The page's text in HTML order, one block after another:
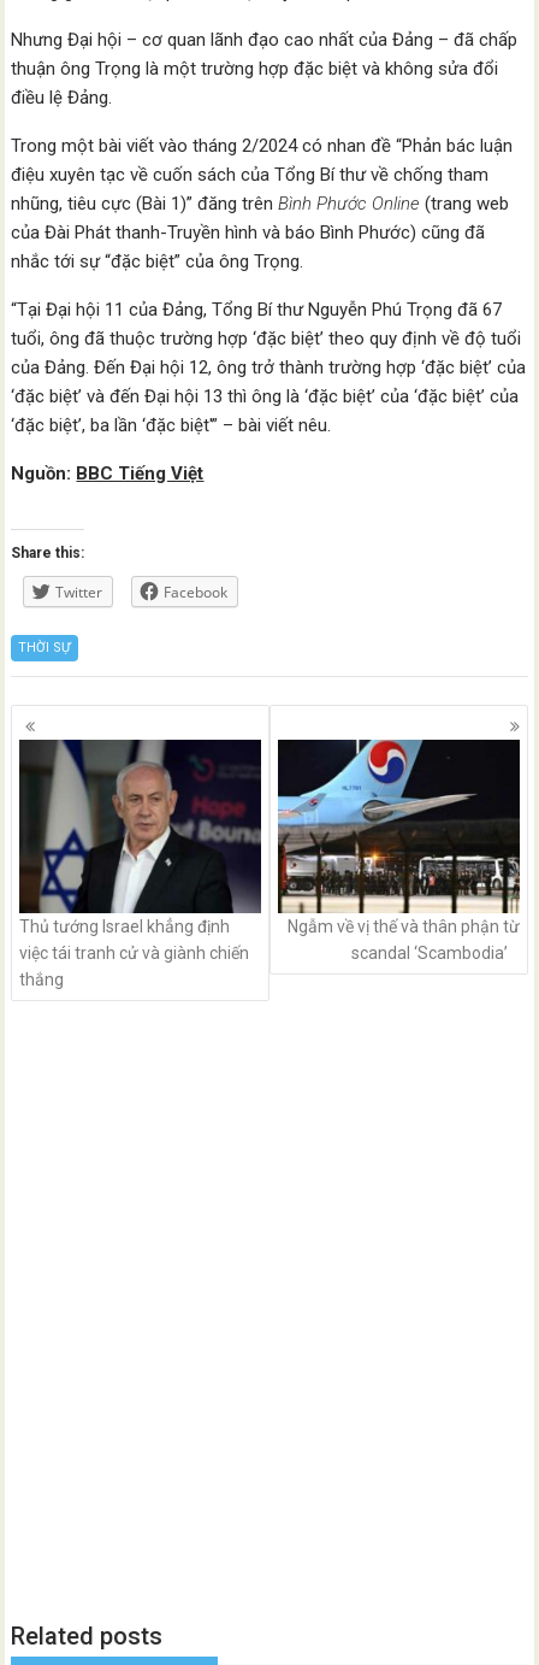
Nhưng Đại hội – cơ quan lãnh đạo cao nhất của Đảng – đã chấp
thuận ông Trọng là một trường hợp đặc biệt và không sửa đổi
điều lệ Đảng.
Trong một bài viết vào tháng 2/2024 có nhan đề “Phản bác luận
điệu xuyên tạc về cuốn sách của Tổng Bí thư về chống tham
nhũng, tiêu cực (Bài 1)” đăng trênBình Phước Online (trang web
của Đài Phát thanh-Truyền hình và báo Bình Phước) cũng đã
nhắc tới sự “đặc biệt” của ông Trọng.
“Tại Đại hội 11 của Đảng, Tổng Bí thư Nguyễn Phú Trọng đã 67
tuổi, ông đã thuộc trường hợp ‘đặc biệt’ theo quy định về độ tuổi
của Đảng. Đến Đại hội 12, ông trở thành trường hợp ‘đặc biệt’ của
‘đặc biệt’ và đến Đại hội 13 thì ông là ‘đặc biệt’ của ‘đặc biệt’ của
‘đặc biệt’, ba lần ‘đặc biệt'” – bài viết nêu.
Nguồn: BBC Tiếng Việt
Share this:
Twitter Facebook
THỜI SỰ
Posts
navigation
Thủ tướng Israel khẳng định
việc tái tranh cử và giành chiến
thắng
Ngẫm về vị thế và thân phận từ
scandal ‘Scambodia’
Related posts